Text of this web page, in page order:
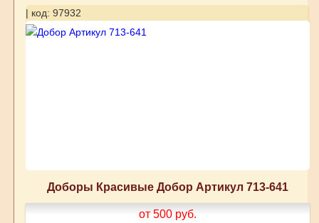
| код: 97932
Доборы Красивые Добор Артикул 713-641
от 500 руб.